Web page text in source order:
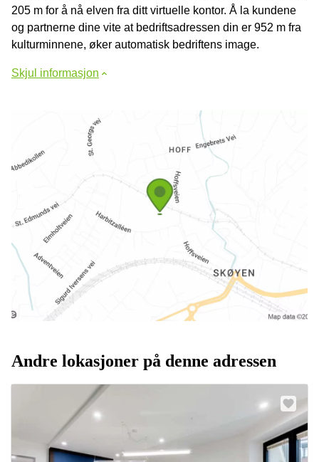
205 m for å nå elven fra ditt virtuelle kontor. Å la kundene
og partnerne dine vite at bedriftsadressen din er 952 m fra
kulturminnene, øker automatisk bedriftens image.
Skjul informasjon
Andre lokasjoner på denne adressen